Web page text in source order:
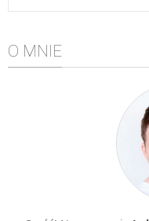
O MNIE